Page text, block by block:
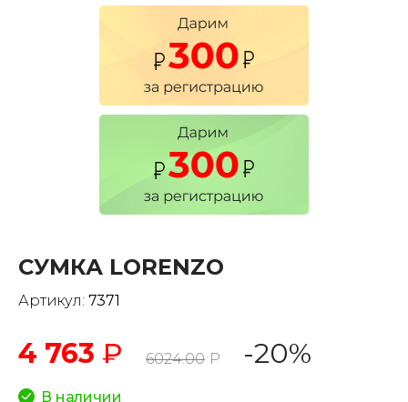
СУМКА LORENZO
Артикул: 7371
4 763 ₽ 6024.00 Р -20%
В наличии